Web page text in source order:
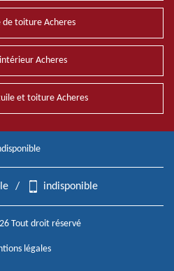
de toiture Acheres
Acheres
et toiture Acheres
/ indisponible
Tout droit réservé
légales